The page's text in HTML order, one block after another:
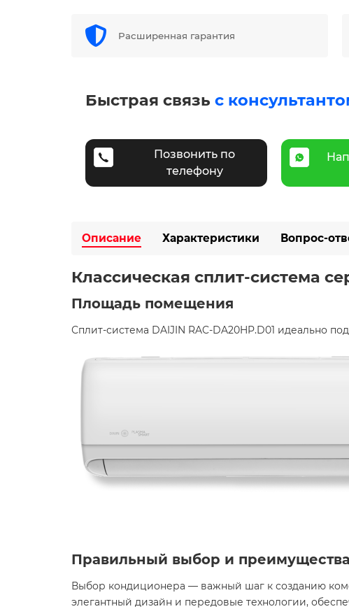
Расширенная гарантия
Быстрая связь с
Позвонить по
телефону
Описание Характеристики Вопрос-
Классическая сплит-система
Площадь помещения
Сплит-система DAIJIN RAC-DA20HP.D01 идеально
Правильный выбор и преимущества
Выбор кондиционера — важный шаг к созданию
элегантный дизайн и передовые технологии,